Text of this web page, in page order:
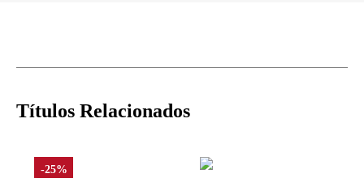
Títulos Relacionados
-25%